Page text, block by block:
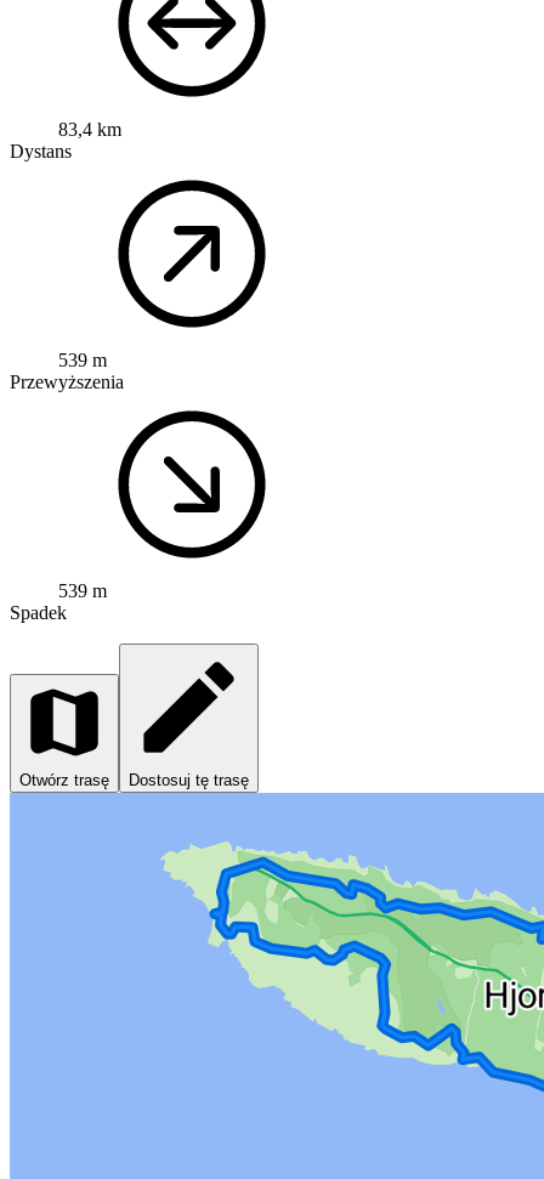
83,4 km
Dystans
539 m
Przewyższenia
539 m
Spadek
Otwórz trasę Dostosuj tę trasę